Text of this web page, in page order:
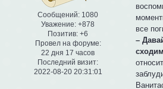
Сообщений: 1080
Уважение: +878
Позитив: +6
Провел на форуме:
22 дня 17 часов
Последний визит:
2022-08-20 20:31:01
все
–